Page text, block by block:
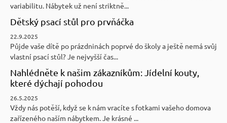
variabilitu. Nábytek už není striktně...
Dětský psací stůl pro prvňáčka
22.9.2025
Půjde vaše dítě po prázdninách poprvé do školy a ještě nemá svůj
vlastní psací stůl? Je nejvyšší čas...
Nahlédněte k našim zákazníkům: Jídelní kouty,
které dýchají pohodou
26.5.2025
Vždy nás potěší, když se k nám vracíte s fotkami vašeho domova
zařízeného naším nábytkem. Je krásné ...